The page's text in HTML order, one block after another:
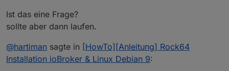
Ist das eine Frage?
sollte aber dann laufen.
@hartiman sagte in [HowTo][Anleitung] Rock64
Installation ioBroker & Linux Debian 9: